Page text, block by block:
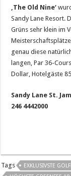
‚The Old Nine‘
Sandy Lane Resort.
Grüns sehr klein im
genau diese
langen, Par 36-
Dollar, Hotelgäste
Sandy Lane St.
246 4442000
Tags EXKLUSIVSTE